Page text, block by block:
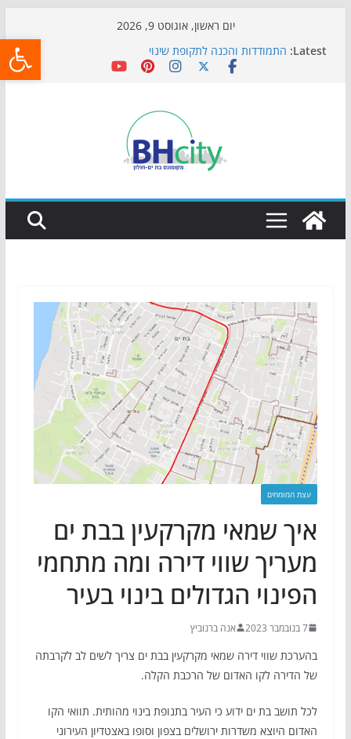
יום ראשון, אוגוסט 9, 2026
Latest: התמודדות והכנה לתקופת שינוי
אי ההרפתקאות ממשיך לכבוש את הגינות: מאות משפחות
כדורגל באווירה מיוחדת: הקרנת גמר המונדיאל בטרמינל
הקיץ של בני הנוער בבת־ים: חוף הריביירה הופך למרחב
בטוח בשעות הערב
עצת המומחים
איך שמאי מקרקעין בבת ים
מעריך שווי דירה ומה מתחמי
הפינוי הגדולים בינוי בעיר
7 בנובמבר 2023 אנה ברנוביץ
בהערכת שווי דירה שמאי מקרקעין בבת ים צריך לשים לב לקרבתה
של הדירה לקו האדום של הרכבת הקלה.
לכל תושב בת ים ידוע כי העיר בתנופת בינוי מהותית. תוואי הקו
האדום היוצא משדרות ירושלים בצפון וסופו באצטדיון העירוני